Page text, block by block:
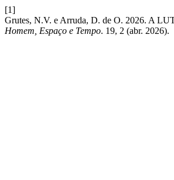
[1]
Grutes, N.V. e Arruda, D. de O. 2026. A
Homem, Espaço e Tempo. 19, 2 (abr. 2026).